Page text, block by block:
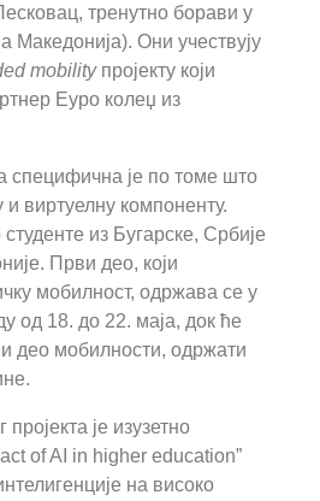
тренутно борави у
Македонија). Они учествују
mobilityпројекту који
Еуро колеџ из
специфична је по томе што
и виртуелну компоненту.
студенте из Бугарске, Србије
Први део, који
мобилност, одржава се у
од 18. до 22. маја, док ће
део мобилности, одржати
је изузетно
of AI in higher education”
на високо